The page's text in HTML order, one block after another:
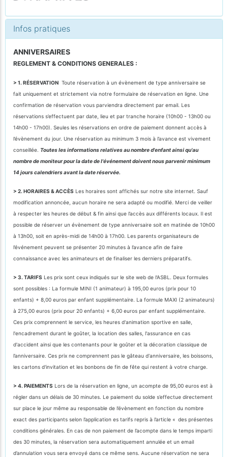
Infos pratiques
ANNIVERSAIRES
REGLEMENT & CONDITIONS GENERALES :
> 1. RÉSERVATION Toute réservation à un évènement de type anniversaire se
fait uniquement et strictement via notre formulaire de réservation en ligne. Une
confirmation de réservation vous parviendra directement par email. Les
réservations s’effectuent par date, lieu et par tranche horaire (10h00 - 13h00 ou
14h00 - 17h00). Seules les réservations en ordre de paiement donnent accès à
l’évènement du jour. Une réservation au minimum 3 mois à l’avance est vivement
conseillée. Toutes les informations relatives au nombre d'enfant ainsi qu'au
nombre de moniteur pour la date de l'événement doivent nous parvenir minimum
14 jours calendriers avant la date réservée.
> 2. HORAIRES & ACCÈS Les horaires sont affichés sur notre site internet. Sauf
modification annoncée, aucun horaire ne sera adapté ou modifié. Merci de veiller
à respecter les heures de début & fin ainsi que l’accès aux différents locaux. Il est
possible de réserver un évènement de type anniversaire soit en matinée de 10h00
à 13h00, soit en après-midi de 14h00 à 17h00. Les parents organisateurs de
l’événement peuvent se présenter 20 minutes à l’avance afin de faire
connaissance avec les animateurs et de finaliser les derniers préparatifs.
> 3. TARIFS Les prix sont ceux indiqués sur le site web de l'ASBL. Deux formules
sont possibles : La formule MINI (1 animateur) à 195,00 euros (prix pour 10
enfants) + 8,00 euros par enfant supplémentaire. La formule MAXI (2 animateurs)
à 275,00 euros (prix pour 20 enfants) + 6,00 euros par enfant supplémentaire.
Ces prix comprennent le service, les heures d'animation sportive en salle,
l'encadrement durant le goûter, la location des salles, l'assurance en cas
d'accident ainsi que les contenants pour le goûter et la décoration classique de
l’anniversaire. Ces prix ne comprennent pas le gâteau d'anniversaire, les boissons,
les cartons d'invitation et les bonbons de fin de fête qui restent à votre charge.
> 4. PAIEMENTS Lors de la réservation en ligne, un acompte de 95,00 euros est à
régler dans un délais de 30 minutes. Le paiement du solde s’effectue directement
sur place le jour même au responsable de l’évènement en fonction du nombre
exact des participants selon l’application es tarifs repris à l’article « des présentes
conditions générales. En cas de non paiement de l’acompte dans le temps imparti
des 30 minutes, la réservation sera automatiquement annulée et un email
d’annulation vous sera envoyé dans ce même sens. Aucune réservation ne sera